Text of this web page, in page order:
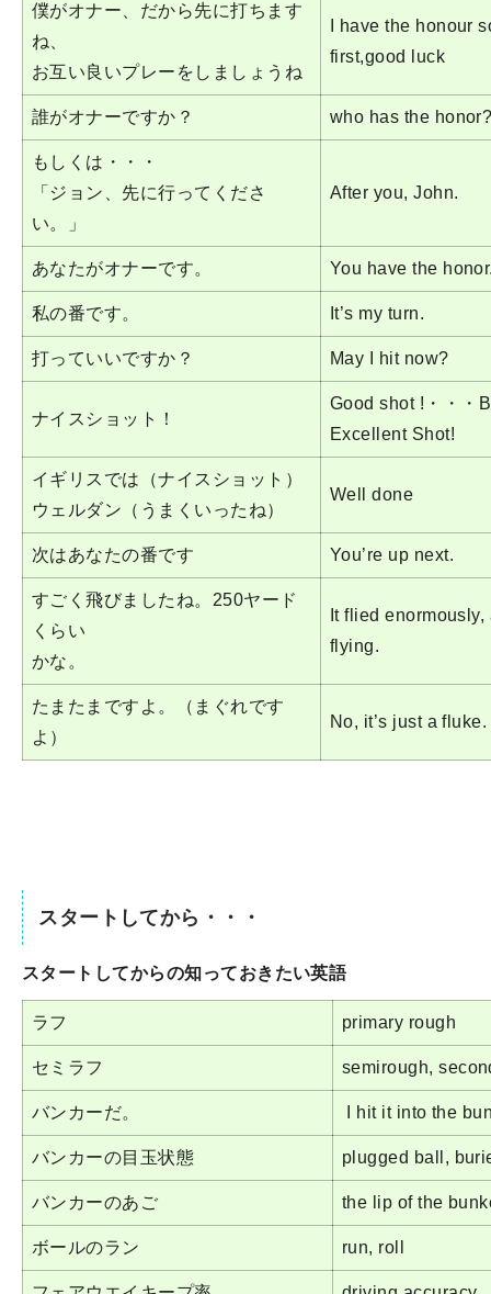
僕がオナー、だから先に打ちます
ね、
お互い良いプレーをしましょうね
I have the honour
first,good luck
誰がオナーですか？ who has the
もしくは・・・
「ジョン、先に行ってくださ
い。」
After you, John.
あなたがオナーです。 You have the
私の番です。 It’s my turn.
打っていいですか？ May I hit now?
ナイスショット！
Good shot !・・・
Excellent Shot!
イギリスでは（ナイスショット）
ウェルダン（うまくいったね）
Well done
次はあなたの番です You’re up next.
すごく飛びましたね。250ヤード
くらい
かな。
It flied
flying.
たまたまですよ。（まぐれです
よ）
No, it’s just a fluke.
スタートしてから・・・
スタートしてからの知っておきたい英語
ラフ primary rough
セミラフ semirough,
バンカーだ。 I hit it into the
バンカーの目玉状態 plugged ball,
バンカーのあご the lip of the
ボールのラン run, roll